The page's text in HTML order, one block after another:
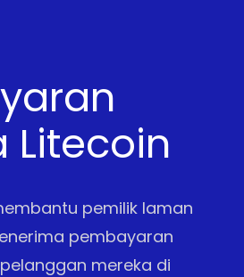
Litecoin
pemilik laman
pembayaran
mereka di